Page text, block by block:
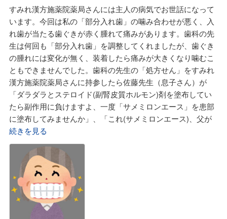
ョコレートと同じ値とか。そしてNGSP・（HbA1C）値の基
準が2012年から0．4高くなっているから古いデータと比較す
る時には注意してと言われ、改めて血液検査値を持参して行
こうと思いました。そして「麦味参顆粒」は糖尿病での口渇
を改善するのにも役立つとか。漢方って一つの薬で多様な使
い方があるらしいです。そして若い人には「麦味参顆粒」だ
けで良いのですが、私のような糖尿病があり高齢者が夏場に
外で仕事をするときには「麦味参顆粒」を飲みながら「心
臓」と「脳」を守るためには動物性生薬の「麝香」と「牛
黄」と「羚羊角」に多様な生薬を配合した「牛黄清心元」と
言う丸薬を常に手元に1丸持っているようにと言われ、毎日
除をする「水蛭(ヒル)エキス」を毎食後に2粒飲みはじめまし
た。次回の診察が楽しみです。一番「すみれ漢方施薬院薬
局」に行ってよかったのは「麦味参顆粒」を若い者に仕事に
出発する時にムギ茶で1包飲ませていたら誰一人、仕事を休
むこと無く予定通りに仕事が出来てお得意様に迷惑をかけず
に終われること。そして「すみれ漢方施薬院薬局」の若先生
すみれ漢方施薬院薬局さんには主人の病気でお世話になって
います。今回は私の「部分入れ歯」の噛み合わせが悪く、入
れ歯が当たる歯ぐきが赤く腫れて痛みがあります。歯科の先
生は何回も「部分入れ歯」を調整してくれましたが、歯ぐき
の腫れには変化が無く、装着したら痛みが大きくなり噛むこ
ともできませんでした。歯科の先生の「処方せん」をすみれ
漢方施薬院薬局さんに持参したら佐藤先生（息子さん）が
「ダラダラとステロイド(副腎皮質ホルモン)剤を塗布してい
たら副作用に負けますよ、一度「サメミロンエース」を患部
に塗布してみませんか」、「これ(サメミロンエース)、父が
僕の子供達様にと置いているサメミロンエース、少し今患部
に塗ってみて」と、消毒した私の指先にシューと2回ほどサ
メミロンエースの液を吹いてくれました。鏡を見ながら赤く
腫れた歯ぐきにサメミロンエースの液を塗って暫く主人の薬
について説明を受けていたら、あれほど困っていた歯ぐきの
痛みがウソのように消えました。私は思わず「これなに、麻
酔薬」と言ったら佐藤先生が、「これは深海サメの肝油から
続きを見る